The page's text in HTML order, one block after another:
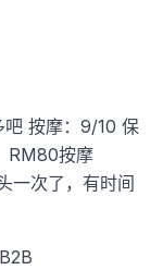
吧 按摩：9/10 保
RM80按摩
一次了，有时间